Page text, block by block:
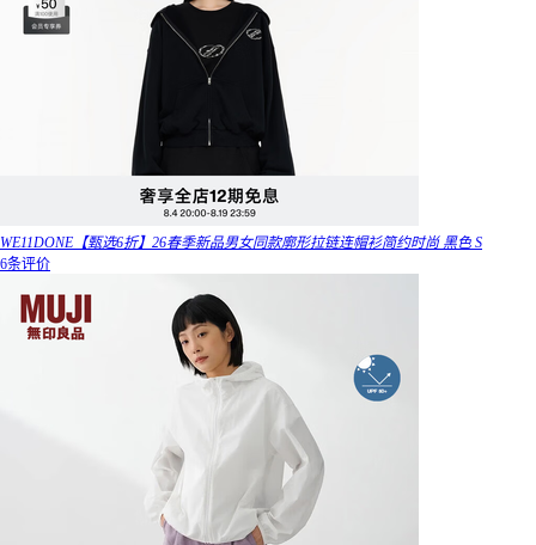
WE11DONE【甄选6折】26春季新品男女同款廓形拉链连帽衫简约时尚 黑色 S
6条评价